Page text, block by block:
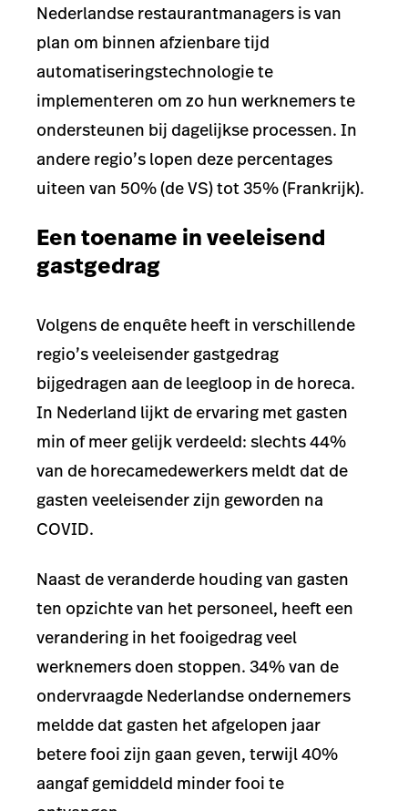
Nederlandse restaurantmanagers is van
plan om binnen afzienbare tijd
automatiseringstechnologie te
implementeren om zo hun werknemers te
ondersteunen bij dagelijkse processen. In
andere regio’s lopen deze percentages
uiteen van 50% (de VS) tot 35% (Frankrijk).
Een toename in veeleisend
gastgedrag
Volgens de enquête heeft in verschillende
regio’s veeleisender gastgedrag
bijgedragen aan de leegloop in de horeca.
In Nederland lijkt de ervaring met gasten
min of meer gelijk verdeeld: slechts 44%
van de horecamedewerkers meldt dat de
gasten veeleisender zijn geworden na
COVID.
Naast de veranderde houding van gasten
ten opzichte van het personeel, heeft een
verandering in het fooigedrag veel
werknemers doen stoppen. 34% van de
ondervraagde Nederlandse ondernemers
meldde dat gasten het afgelopen jaar
betere fooi zijn gaan geven, terwijl 40%
aangaf gemiddeld minder fooi te